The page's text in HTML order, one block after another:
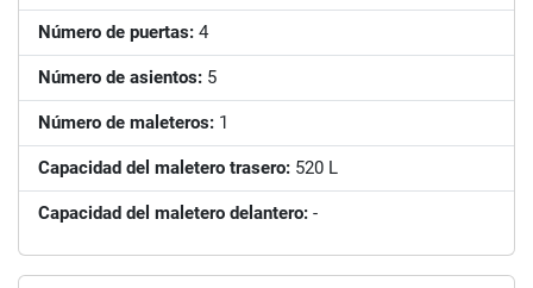
Número de puertas: 4
Número de asientos: 5
Número de maleteros: 1
Capacidad del maletero trasero: 520 L
Capacidad del maletero delantero: -